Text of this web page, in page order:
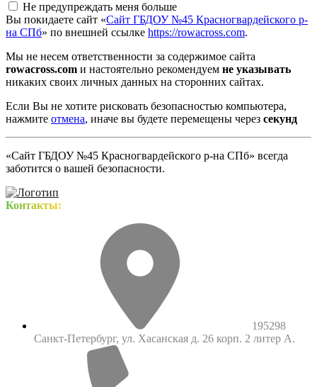
Не предупреждать меня больше
Вы покидаете сайт «Сайт ГБДОУ №45 Красногвардейского р-
на СПб» по внешней ссылке https://rowacross.com.
Мы не несем ответственности за содержимое сайта
rowacross.com и настоятельно рекомендуем не указывать
никаких своих личных данных на сторонних сайтах.
Если Вы не хотите рисковать безопасностью компьютера,
нажмите отмена, иначе вы будете перемещены через секунд
«Сайт ГБДОУ №45 Красногвардейского р-на СПб» всегда
заботится о вашей безопасности.
Контакты:
195298
Санкт-Петербург, ул. Хасанская д. 26 корп. 2 литер А.